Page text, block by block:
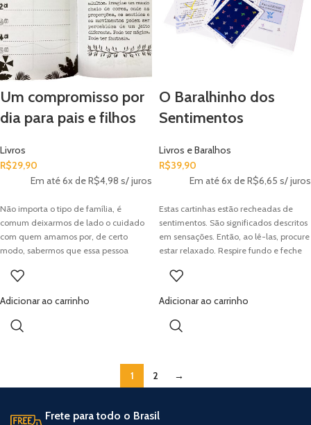
leve da vida. Título: Um Compromisso
por Dia: Pequenas ações diárias que
podem mudar a sua vida. Idioma:
Português Páginas: 400 páginas
Um compromisso por
dia para pais e filhos
Livros
R$29,90
Em até 6x deR$4,98 s/ juros
Não importa o tipo de família, é
comum deixarmos de lado o cuidado
com quem amamos por, de certo
modo, sabermos que essa pessoa
pode levar a desentendimentos, brigas
nada combinam com a ideia de
família. Um compromisso por dia para
pais e filhos, como o próprio nome já
que desejam resgatar a união de sua
família e tornar o convívio e as relações
com as pessoas que amamos mais
Nacif e Robson Hamuche propõem
Adicionar ao carrinho
O Baralhinho dos
Sentimentos
Livros e Baralhos
R$39,90
Em até 6x deR$6,65 s/ juros
Estas cartinhas estão recheadas de
sentimentos. São significados descritos
em sensações. Então, ao lê-las, procure
estar relaxado. Respire fundo e feche
carta. Pronto! Leia e sinta. A
processa na mente e se espalha por
todo corpo. Aja!
Adicionar ao carrinho
1 2 →
Frete para todo o Brasil